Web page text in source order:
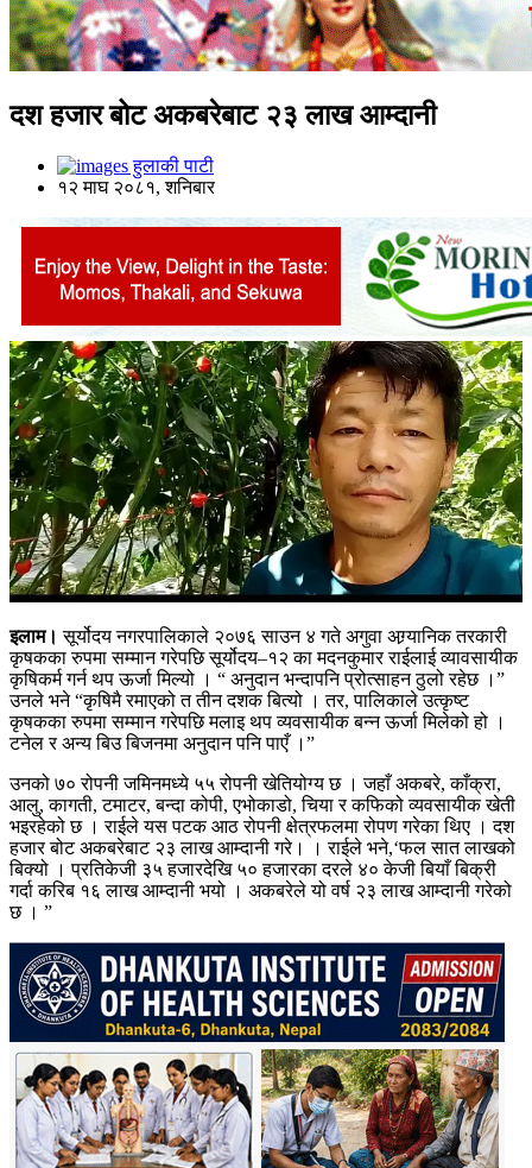
दश हजार बोट अकबरेबाट २३ लाख आम्दानी
हुलाकी पाटी
१२ माघ २०८१, शनिबार
इलाम। सूर्योदय नगरपालिकाले २०७६ साउन ४ गते अगुवा अग्र्यानिक तरकारी
कृषकका रुपमा सम्मान गरेपछि सूर्योदय–१२ का मदनकुमार राईलाई व्यावसायीक
कृषिकर्म गर्न थप ऊर्जा मिल्यो । “ अनुदान भन्दापनि प्रोत्साहन ठुलो रहेछ ।”
उनले भने “कृषिमै रमाएको त तीन दशक बित्यो । तर, पालिकाले उत्कृष्ट
कृषकका रुपमा सम्मान गरेपछि मलाइ थप व्यवसायीक बन्न ऊर्जा मिलेको हो ।
टनेल र अन्य बिउ बिजनमा अनुदान पनि पाएँ ।”
उनको ७० रोपनी जमिनमध्ये ५५ रोपनी खेतियोग्य छ । जहाँ अकबरे, काँक्रा,
आलु, कागती, टमाटर, बन्दा कोपी, एभोकाडो, चिया र कफिको व्यवसायीक खेती
भइरहेको छ । राईले यस पटक आठ रोपनी क्षेत्रफलमा रोपण गरेका थिए । दश
हजार बोट अकबरेबाट २३ लाख आम्दानी गरे। । राईले भने,‘फल सात लाखको
बिक्यो । प्रतिकेजी ३५ हजारदेखि ५० हजारका दरले ४० केजी बियाँ बिक्री
गर्दा करिब १६ लाख आम्दानी भयो । अकबरेले यो वर्ष २३ लाख आम्दानी गरेको
छ । ”